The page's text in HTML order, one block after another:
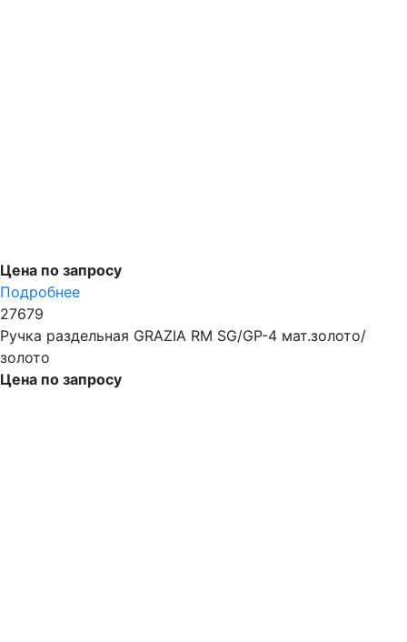
Цена по запросу
Подробнее
27679
Ручка раздельная GRAZIA RM SG/GP-4 мат.золото/
золото
Цена по запросу